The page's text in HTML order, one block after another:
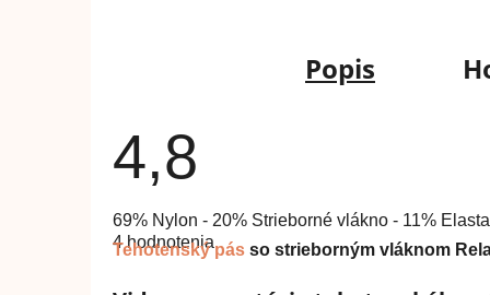
Popis
4,8
Priemerné
hodnotenie
produktu
4 hodnotenia
69% Nylon - 20% Strieborné vlákno - 11%
Tehotenský pás so strieborným vláknom